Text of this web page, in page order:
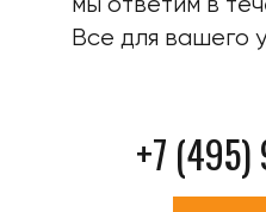
мы ответим в
Все для вашего
+7